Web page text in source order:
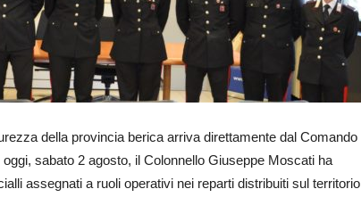
della provincia berica arriva direttamente dal Comando
sabato 2 agosto, il Colonnello Giuseppe Moscati ha
assegnati a ruoli operativi nei reparti distribuiti sul territorio